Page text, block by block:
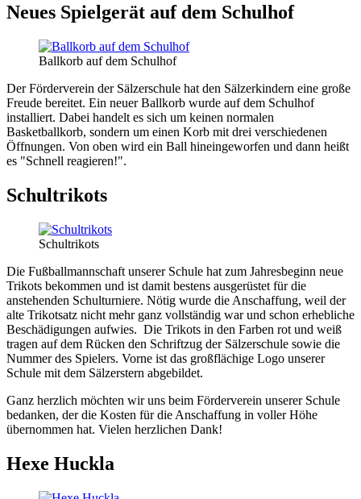
Neues Spielgerät auf dem Schulhof
Ballkorb auf dem Schulhof
Der Förderverein der Sälzerschule hat den Sälzerkindern eine große
Freude bereitet. Ein neuer Ballkorb wurde auf dem Schulhof
installiert. Dabei handelt es sich um keinen normalen
Basketballkorb, sondern um einen Korb mit drei verschiedenen
Öffnungen. Von oben wird ein Ball hineingeworfen und dann heißt
es "Schnell reagieren!".
Schultrikots
Schultrikots
Die Fußballmannschaft unserer Schule hat zum Jahresbeginn neue
Trikots bekommen und ist damit bestens ausgerüstet für die
anstehenden Schulturniere. Nötig wurde die Anschaffung, weil der
alte Trikotsatz nicht mehr ganz vollständig war und schon erhebliche
Beschädigungen aufwies. Die Trikots in den Farben rot und weiß
tragen auf dem Rücken den Schriftzug der Sälzerschule sowie die
Nummer des Spielers. Vorne ist das großflächige Logo unserer
Schule mit dem Sälzerstern abgebildet.
Ganz herzlich möchten wir uns beim Förderverein unserer Schule
bedanken, der die Kosten für die Anschaffung in voller Höhe
übernommen hat. Vielen herzlichen Dank!
Hexe Huckla